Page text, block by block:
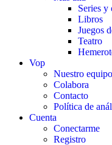
Series y
Libros
Juegos
Teatro
Vop
Nuestro equipo
Colabora
Contacto
Política de
Cuenta
Conectarme
Registro